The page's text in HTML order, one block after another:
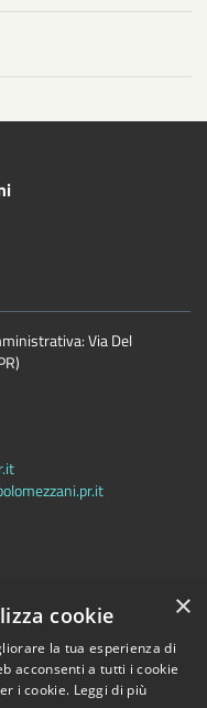
Via Del
×
cookie
la tua esperienza di
acconsenti a tutti i cookie
i cookie. Leggi di più